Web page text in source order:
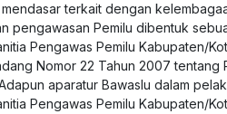
terkait dengan
pengawasan Pemilu dibentuk
Pengawas Pemilu Kabupaten/
Nomor 22 Tahun 2007
aparatur Bawaslu dalam
Pengawas Pemilu Kabupaten/